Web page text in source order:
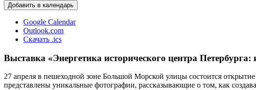
Добавить в календарь
Google Calendar
Outlook.com
Скачать .ics
Выставка «Энергетика исторического центра
27 апреля в пешеходной зоне Большой Морской улицы состоится
представлены уникальные фотографии, рассказывающие о том, как